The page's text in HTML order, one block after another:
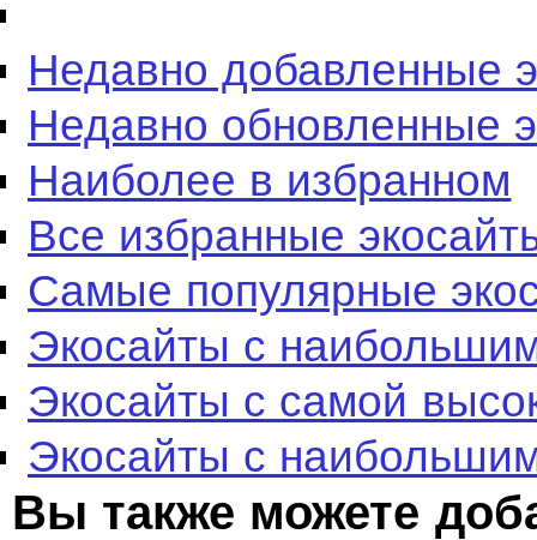
Недавно добавленные
Недавно обновленные
Наиболее в избранном
Все избранные
Самые популярные
Экосайты с
Экосайты с самой
Экосайты с
Вы также можете